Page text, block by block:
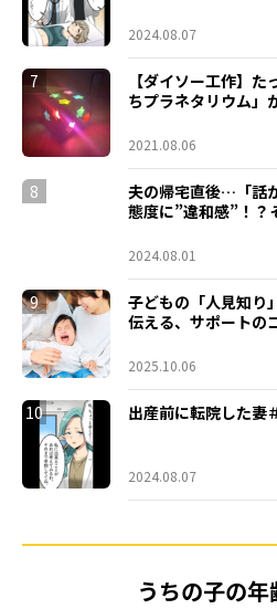
2024.08.07
7
【ダイソー工作】
ちプラネタリウム」
2021.08.06
8
夫の帰宅直後…「話
態度に”違和感”！
2024.08.01
9
子どもの「人見知り
伝える、サポートの
2025.10.06
10 出産前に転院した妻
2024.08.07
うちの子の